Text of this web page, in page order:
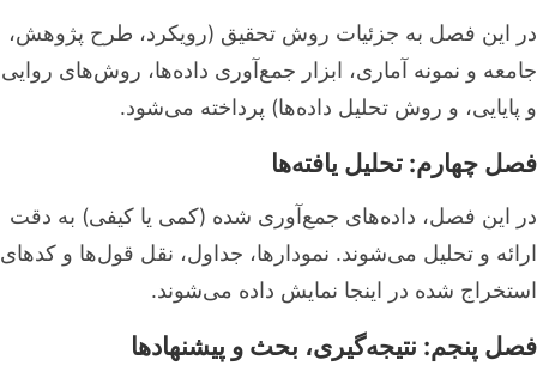
در این فصل به جزئیات روش تحقیق (رویکرد، طرح پژوهش،
جامعه و نمونه آماری، ابزار جمع‌آوری داده‌ها، روش‌های روایی
و پایایی، و روش تحلیل داده‌ها) پرداخته می‌شود.
فصل چهارم: تحلیل یافته‌ها
در این فصل، داده‌های جمع‌آوری شده (کمی یا کیفی) به دقت
ارائه و تحلیل می‌شوند. نمودارها، جداول، نقل قول‌ها و کدهای
استخراج شده در اینجا نمایش داده می‌شوند.
فصل پنجم: نتیجه‌گیری، بحث و پیشنهادها